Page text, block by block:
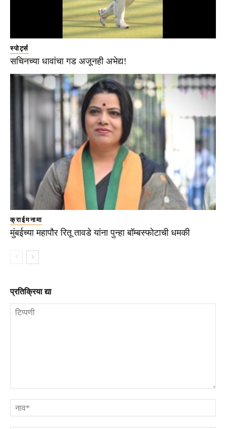
स्पोर्ट्स
सचिनच्या धावांचा गड अजूनही अभेद्य!
क्राईमनामा
मुंबईच्या महापौर रितू तावडे यांना पुन्हा बॉम्बस्फोटाची धमकी
प्रतिक्रिया द्या